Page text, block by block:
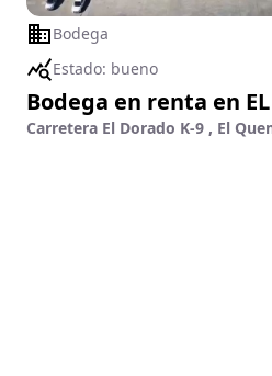
Bodega
Estado: bueno
Bodega en renta en
Carretera El Dorado K-9 , El